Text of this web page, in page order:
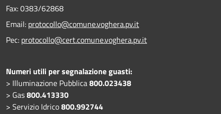
Fax:0383/62868
Email: protocollo@comune.voghera.pv.it
Pec: protocollo@cert.comune.voghera.pv.it
Numeri utili per segnalazione guasti:
> Illuminazione Pubblica800.023438
> Gas800.413330
> Servizio Idrico800.992744